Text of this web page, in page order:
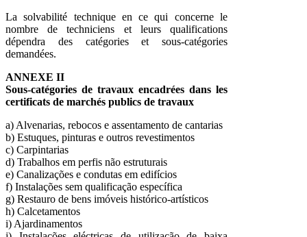
La solvabilité technique en ce qui concerne le
nombre de techniciens et leurs qualifications
dépendra des catégories et sous-catégories
demandées.
ANNEXE II
Sous-catégories de travaux encadrées dans les
certificats de marchés publics de travaux
a) Alvenarias, rebocos e assentamento de cantarias
b) Estuques, pinturas e outros revestimentos
c) Carpintarias
d) Trabalhos em perfis não estruturais
e) Canalizações e condutas em edifícios
f) Instalações sem qualificação específica
g) Restauro de bens imóveis histórico-artísticos
h) Calcetamentos
i) Ajardinamentos